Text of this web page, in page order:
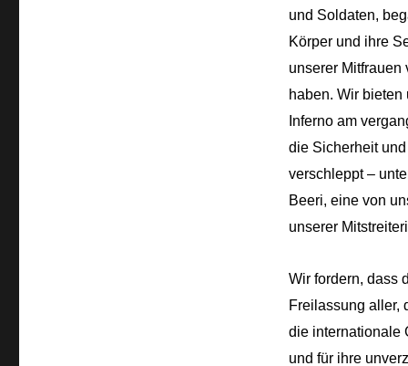
und Soldaten,
Körper und ihre
unserer Mitfrauen
haben. Wir
Inferno am
die Sicherheit
verschleppt –
Beeri, eine von
unserer
Wir fordern, dass
Freilassung aller,
die internationale
und für ihre